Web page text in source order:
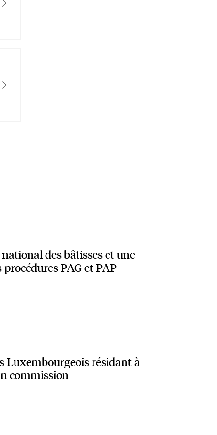
des bâtisses et une
PAG et PAP
Luxembourgeois résidant à
commission